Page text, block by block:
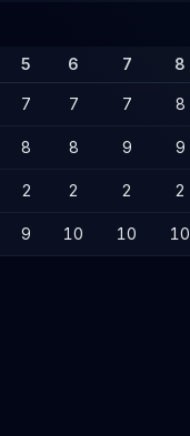
5 6 7 8
7 7 7 8
8 8 9 9
2 2 2 2
9 10 10 10